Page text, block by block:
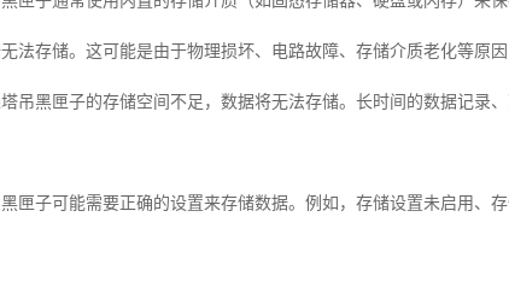
法存储。这可能是由于物理损坏、电路故障、存储介质老化等原因
吊黑匣子的存储空间不足，数据将无法存储。长时间的数据记录
匣子可能需要正确的设置来存储数据。例如，存储设置未启用、